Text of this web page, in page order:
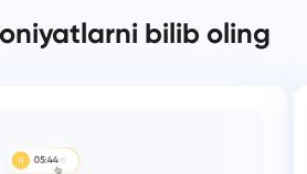
bilib oling